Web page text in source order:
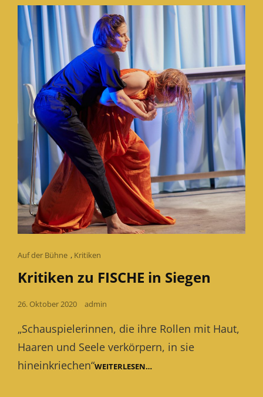
Cat
Links
Auf der Bühne , Kritiken
Kritiken zu FISCHE in Siegen
Posted
26. Oktober 2020 admin
„Schauspielerinnen, die ihre Rollen mit Haut,
Haaren und Seele verkörpern, in sie
hineinkriechen“WEITERLESEN…KRITIKEN